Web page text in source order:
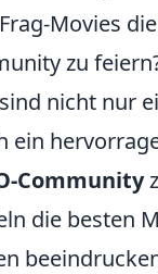
Movies
zu
nicht nur
ein
Community
die besten